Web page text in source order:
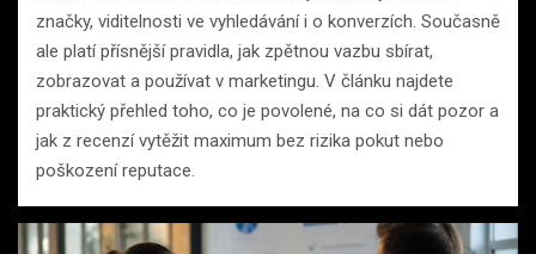
značky, viditelnosti ve vyhledávání i o konverzích. Současně
ale platí přísnější pravidla, jak zpětnou vazbu sbírat,
zobrazovat a používat v marketingu. V článku najdete
praktický přehled toho, co je povolené, na co si dát pozor a
jak z recenzí vytěžit maximum bez rizika pokut nebo
poškození reputace.